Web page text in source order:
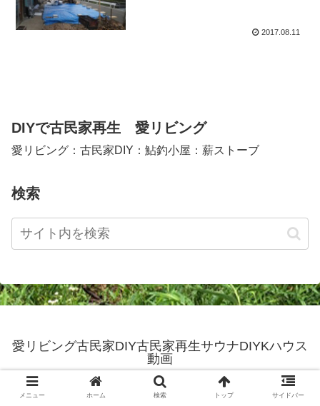
2017.08.11
DIYで古民家再生 愛リビング
愛リビング：古民家DIY：鮎釣小屋：薪ストーブ
検索
愛リビング古民家DIY古民家再生サウナDIYKハウス
動画
© 2016 愛リビング古民家DIY古民家再生サウナDIYKハウス動画.
メニュー ホーム 検索 トップ サイドバー